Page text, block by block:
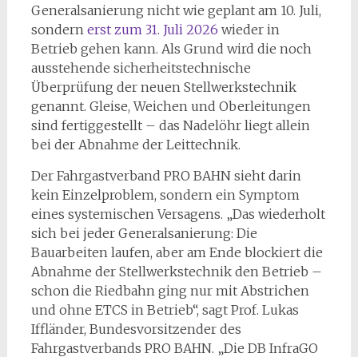
Generalsanierung nicht wie geplant am 10. Juli,
sondern erst zum 31. Juli 2026 wieder in
Betrieb gehen kann. Als Grund wird die noch
ausstehende sicherheitstechnische
Überprüfung der neuen Stellwerkstechnik
genannt. Gleise, Weichen und Oberleitungen
sind fertiggestellt – das Nadelöhr liegt allein
bei der Abnahme der Leittechnik.
Der Fahrgastverband PRO BAHN sieht darin
kein Einzelproblem, sondern ein Symptom
eines systemischen Versagens. „Das wiederholt
sich bei jeder Generalsanierung: Die
Bauarbeiten laufen, aber am Ende blockiert die
Abnahme der Stellwerkstechnik den Betrieb –
schon die Riedbahn ging nur mit Abstrichen
und ohne ETCS in Betrieb“, sagt Prof. Lukas
Iffländer, Bundesvorsitzender des
Fahrgastverbands PRO BAHN. „Die DB InfraGO